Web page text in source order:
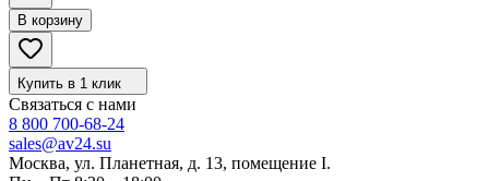
В корзину
Купить в 1 клик
Связаться с нами
8 800 700-68-24
sales@av24.su
Москва, ул. Планетная, д. 13, помещение I.